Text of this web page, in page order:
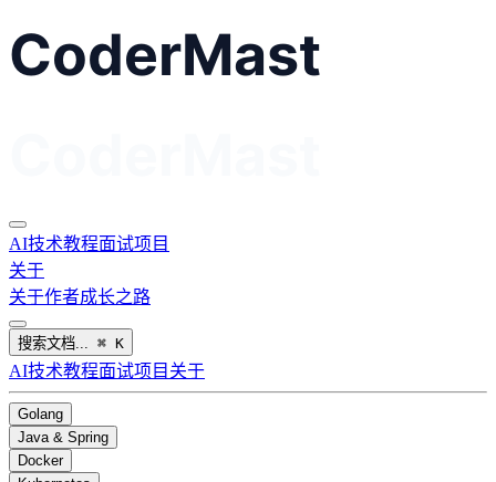
AI技术教程面试项目
关于
关于作者成长之路
搜索文档... ⌘ K
AI技术教程面试项目 关于
Golang
Java & Spring
Docker